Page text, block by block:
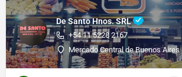
De Santo Hnos. SRL
+54 11 5228 2167
Mercado Central de Buenos Aires